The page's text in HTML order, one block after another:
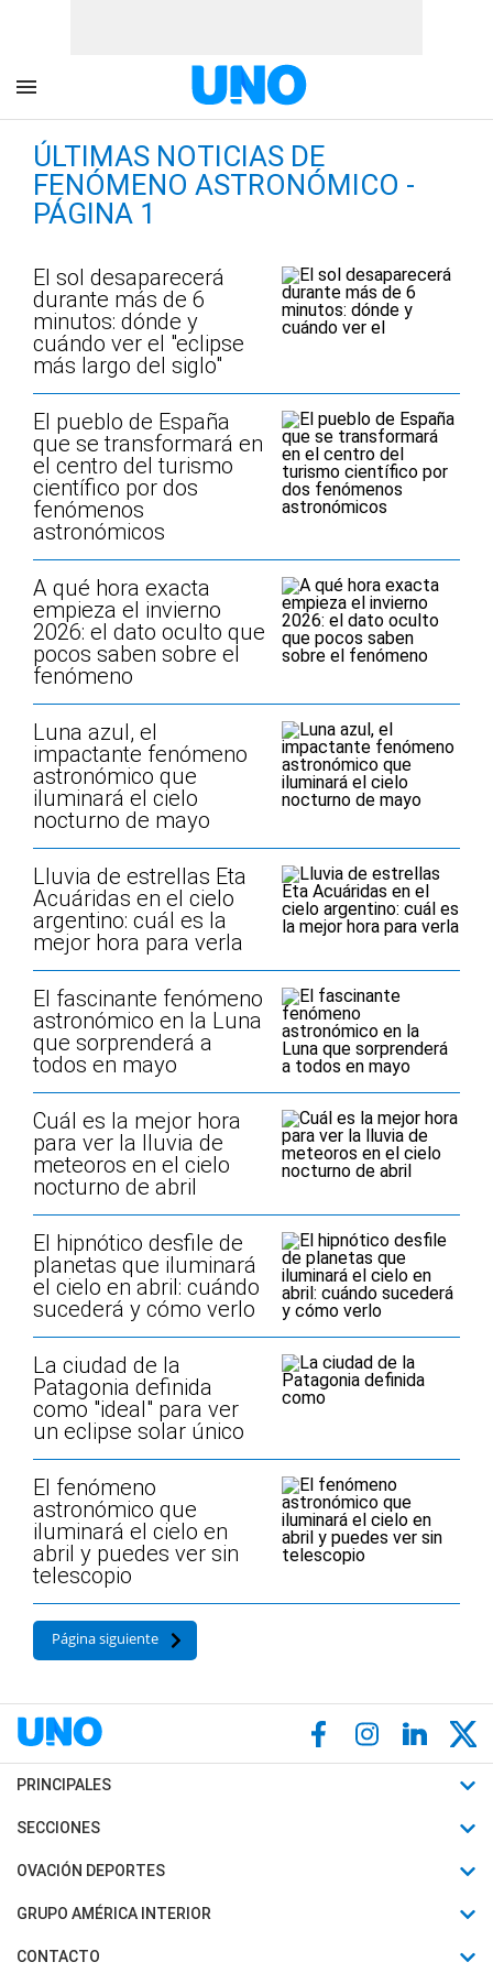
ÚLTIMAS NOTICIAS DE
FENÓMENO ASTRONÓMICO -
PÁGINA 1
El sol desaparecerá
durante más de 6
minutos: dónde y
cuándo ver el "eclipse
más largo del siglo"
El pueblo de España
que se transformará en
el centro del turismo
científico por dos
fenómenos
astronómicos
A qué hora exacta
empieza el invierno
2026: el dato oculto que
pocos saben sobre el
fenómeno
Luna azul, el
impactante fenómeno
astronómico que
iluminará el cielo
nocturno de mayo
Lluvia de estrellas Eta
Acuáridas en el cielo
argentino: cuál es la
mejor hora para verla
El fascinante fenómeno
astronómico en la Luna
que sorprenderá a
todos en mayo
Cuál es la mejor hora
para ver la lluvia de
meteoros en el cielo
nocturno de abril
El hipnótico desfile de
planetas que iluminará
el cielo en abril: cuándo
sucederá y cómo verlo
La ciudad de la
Patagonia definida
como "ideal" para ver
un eclipse solar único
El fenómeno
astronómico que
iluminará el cielo en
abril y puedes ver sin
telescopio
Página siguiente
PRINCIPALES
Últimas Noticias
Política
Judiciales
SECCIONES
Horóscopo
Motores
OVACIÓN DEPORTES
Fútbol
Mundial
GRUPO AMÉRICA INTERIOR
Canal 7 en Vivo
CONTACTO